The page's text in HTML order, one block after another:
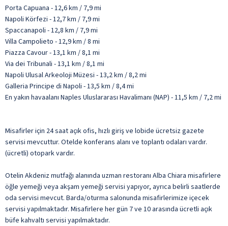
Porta Capuana - 12,6 km / 7,9 mi
Napoli Körfezi - 12,7 km / 7,9 mi
Spaccanapoli - 12,8 km / 7,9 mi
Villa Campolieto - 12,9 km / 8 mi
Piazza Cavour - 13,1 km / 8,1 mi
Via dei Tribunali - 13,1 km / 8,1 mi
Napoli Ulusal Arkeoloji Müzesi - 13,2 km / 8,2 mi
Galleria Principe di Napoli - 13,5 km / 8,4 mi
En yakın havaalanı Naples Uluslararası Havalimanı (NAP) - 11,5 km / 7,2 mi
Misafirler için 24 saat açık ofis, hızlı giriş ve lobide ücretsiz gazete
servisi mevcuttur. Otelde konferans alanı ve toplantı odaları vardır.
(ücretli) otopark vardır.
Otelin Akdeniz mutfağı alanında uzman restoranı Alba Chiara misafirlere
öğle yemeği veya akşam yemeği servisi yapıyor, ayrıca belirli saatlerde
oda servisi mevcut. Barda/oturma salonunda misafirlerimize içecek
servisi yapılmaktadır. Misafirlere her gün 7 ve 10 arasında ücretli açık
büfe kahvaltı servisi yapılmaktadır.